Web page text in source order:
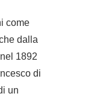
come
dalla
1892
di
un